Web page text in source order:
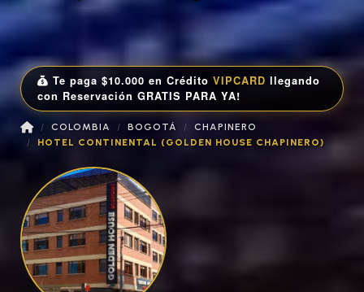
Te paga $10.000 en Crédito VIPCARD llegando
con Reservación GRATIS PARA YA!
COLOMBIA BOGOTÁ
CHAPINERO
HOTEL CONTINENTAL (GOLDEN HOUSE CHAPINERO)